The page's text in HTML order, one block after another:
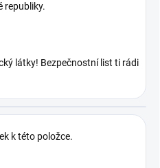
republiky.
látky! Bezpečnostní list ti rádi
k této položce.